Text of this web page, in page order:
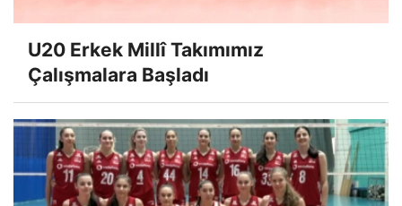
U20 Erkek Millî Takımımız
Çalışmalara Başladı